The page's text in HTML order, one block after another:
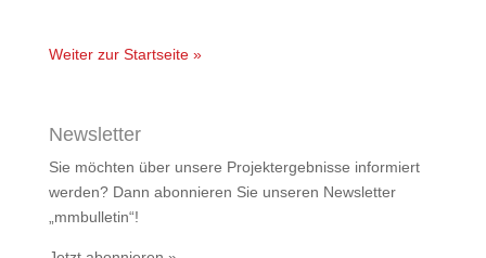
Weiter zur Startseite »
Newsletter
Sie möchten über unsere Projektergebnisse informiert
werden? Dann abonnieren Sie unseren Newsletter
„mmbulletin“!